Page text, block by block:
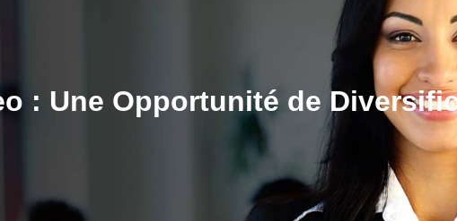
: Une Opportunité de